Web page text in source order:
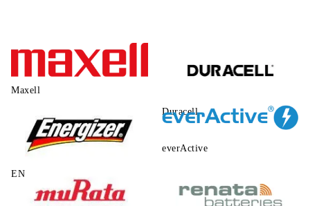
Maxell
Duracell
ENERGIZER
everActive